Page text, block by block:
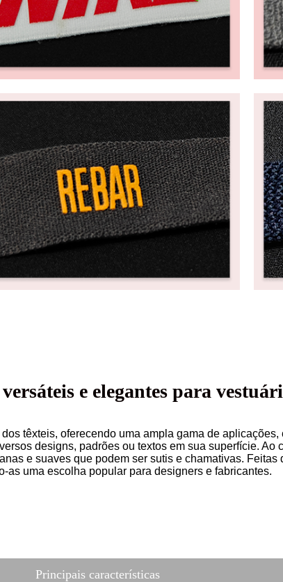
e elegantes para
têxteis, oferecendo uma ampla gama de
designs, padrões ou textos em sua superfície. Ao
e suaves que podem ser sutis e chamativas.
uma escolha popular para designers e fabricantes.
Principais características